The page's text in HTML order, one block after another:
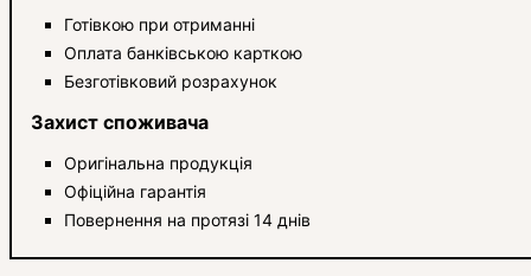
Готівкою при отриманні
Оплата банківською карткою
Безготівковий розрахунок
Захист споживача
Оригінальна продукція
Офіційна гарантія
Повернення на протязі 14 днів